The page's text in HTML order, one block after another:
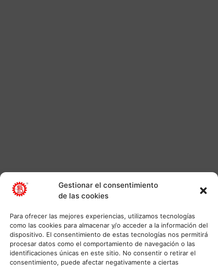
Gestionar el consentimiento
de las cookies
Para ofrecer las mejores experiencias, utilizamos tecnologías
como las cookies para almacenar y/o acceder a la información del
dispositivo. El consentimiento de estas tecnologías nos permitirá
procesar datos como el comportamiento de navegación o las
identificaciones únicas en este sitio. No consentir o retirar el
consentimiento, puede afectar negativamente a ciertas